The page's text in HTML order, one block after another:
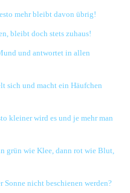
mehr bleibt davon übrig!
bleibt doch stets zuhaus!
und antwortet in allen
sich und macht ein Häufchen
kleiner wird es und je mehr man
grün wie Klee, dann rot wie Blut,
Sonne nicht beschienen werden?